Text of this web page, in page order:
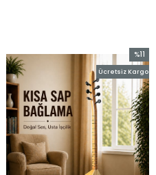
İndirim
%11İndirim
Ücretsiz Kargo